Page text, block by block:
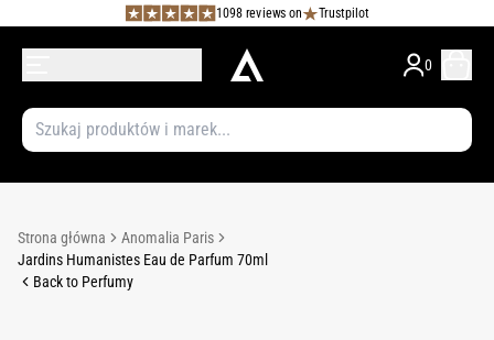
1098 reviews on Trustpilot
0
Strona główna
Anomalia Paris
Jardins Humanistes Eau de Parfum 70ml
Back to Perfumy